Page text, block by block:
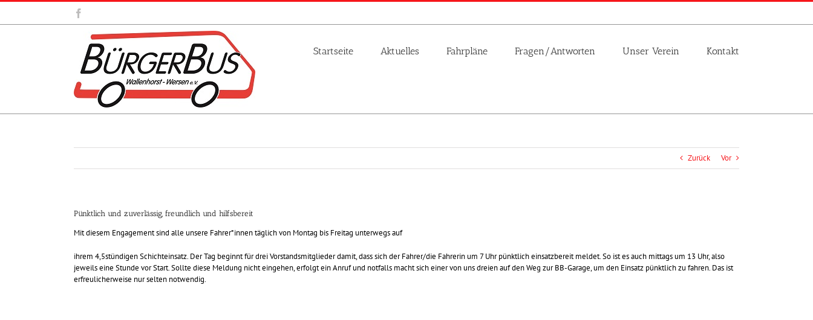
Zum
springen
Startseite Aktuelles Fahrpläne Fragen/Antworten Unser Verein Kontakt
Zurück Vor
Pünktlich und zuverlässig, freundlich und hilfsbereit
Mit diesem Engagement sind alle unsere Fahrer*innen täglich von Montag bis Freitag unterwegs auf
ihrem 4,5stündigen Schichteinsatz. Der Tag beginnt für drei Vorstandsmitglieder damit, dass sich der Fahrer/die Fahrerin um 7 Uhr pünktlich einsatzbereit meldet. So ist es auch mittags um 13 Uhr, also
jeweils eine Stunde vor Start. Sollte diese Meldung nicht eingehen, erfolgt ein Anruf und notfalls macht sich einer von uns dreien auf den Weg zur BB-Garage, um den Einsatz pünktlich zu fahren. Das ist
erfreulicherweise nur selten notwendig.